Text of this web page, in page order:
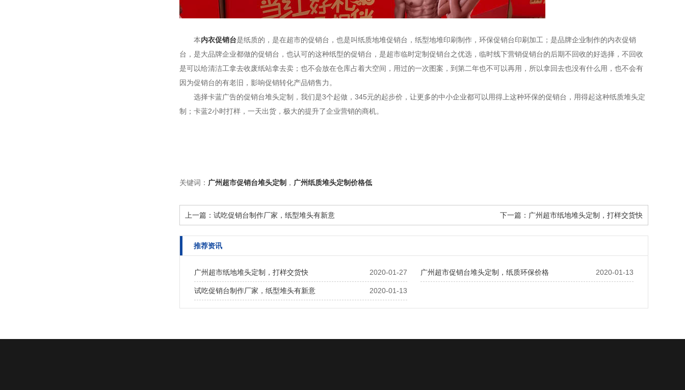
本内衣促销台是纸质的，是在超市的促销台，也是叫纸质地堆促销台，纸型地堆印刷制作，环保促销台印刷加工；是品牌企业制作的内衣促销
台，是大品牌企业都做的促销台，也认可的这种纸型的促销台，是超市临时定制促销台之优选，临时线下营销促销台的后期不回收的好选择，不回收
是可以给清洁工拿去收废纸站拿去卖；也不会放在仓库占着大空间，用过的一次图案，到第二年也不可以再用，所以拿回去也没有什么用，也不会有
因为促销台的有老旧，影响促销转化产品销售力。
选择卡蓝广告的促销台堆头定制，我们是3个起做，345元的起步价，让更多的中小企业都可以用得上这种环保的促销台，用得起这种纸质堆头定
制；卡蓝2小时打样，一天出货，极大的提升了企业营销的商机。
关键词： 广州超市促销台堆头定制 ， 广州纸质堆头定制价格低
上一篇： 试吃促销台制作厂家，纸型堆头有新意 下一篇： 广州超市纸地堆头定制，打样交货快
推荐资讯
2020-01-27
广州超市纸地堆头定制，打样交货快 2020-01-13
广州超市促销台堆头定制，纸质环保价格
2020-01-13
试吃促销台制作厂家，纸型堆头有新意